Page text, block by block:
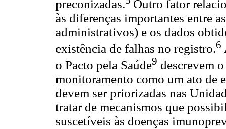
preconizadas.
Outro fator
às diferenças importantes entre
administrativos) e os dados
existência de falhas no registro.6
o Pacto pela Saúde9 descrevem
monitoramento como um ato de
devem ser priorizadas nas
tratar de mecanismos que
suscetíveis às doenças